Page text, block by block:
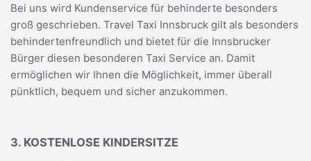
Bei uns wird Kundenservice für behinderte besonders
groß geschrieben. Travel Taxi Innsbruck gilt als besonders
behindertenfreundlich und bietet für die Innsbrucker
Bürger diesen besonderen Taxi Service an. Damit
ermöglichen wir Ihnen die Möglichkeit, immer überall
pünktlich, bequem und sicher anzukommen.
3. KOSTENLOSE KINDERSITZE